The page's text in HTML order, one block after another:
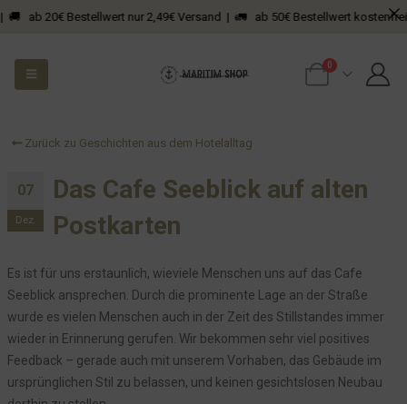
Bestellwert nur 2,49€ Versand | 🚛 ab 50€ Bestellwert kostenfreier
0
Zurück zu Geschichten aus dem Hotelalltag
07
Dez.
Das Cafe Seeblick auf alten
Postkarten
Es ist für uns erstaunlich, wieviele Menschen uns auf das Cafe
Seeblick ansprechen. Durch die prominente Lage an der Straße
wurde es vielen Menschen auch in der Zeit des Stillstandes immer
wieder in Erinnerung gerufen. Wir bekommen sehr viel positives
Feedback – gerade auch mit unserem Vorhaben, das Gebäude im
ursprünglichen Stil zu belassen, und keinen gesichtslosen Neubau
Ob wir genug Parkplätze haben?
Unsere Gästepads und das störende Licht
Die mühsame Kommunikation bzgl. der L317
Nehmt DAS, Ihr kleinen Weihnachtsmuffel
WLAN
Ein Hocker für den Notfall
Das Haus mit USB
Wir können auch anders - Buffet für unsere Gäste
Nun, was ist denn wohl die EnSikuMav?